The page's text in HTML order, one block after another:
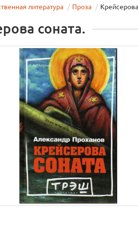
литература Проза
соната.